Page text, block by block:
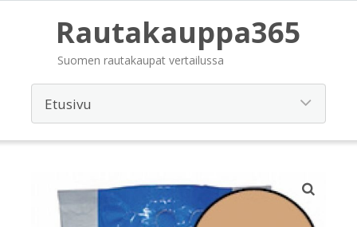
Rautakauppa365
Suomen rautakaupat vertailussa